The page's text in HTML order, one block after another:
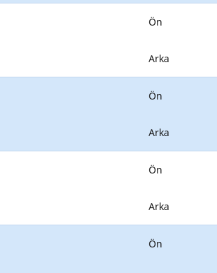
Ön
Arka
Ön
Arka
Ön
Arka
Ön